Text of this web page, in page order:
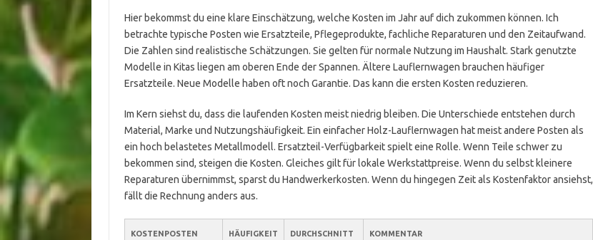
Hier bekommst du eine klare Einschätzung, welche Kosten im Jahr auf dich zukommen können. Ich
betrachte typische Posten wie Ersatzteile, Pflegeprodukte, fachliche Reparaturen und den Zeitaufwand.
Die Zahlen sind realistische Schätzungen. Sie gelten für normale Nutzung im Haushalt. Stark genutzte
Modelle in Kitas liegen am oberen Ende der Spannen. Ältere Lauflernwagen brauchen häufiger
Ersatzteile. Neue Modelle haben oft noch Garantie. Das kann die ersten Kosten reduzieren.
Im Kern siehst du, dass die laufenden Kosten meist niedrig bleiben. Die Unterschiede entstehen durch
Material, Marke und Nutzungshäufigkeit. Ein einfacher Holz-Lauflernwagen hat meist andere Posten als
ein hoch belastetes Metallmodell. Ersatzteil-Verfügbarkeit spielt eine Rolle. Wenn Teile schwer zu
bekommen sind, steigen die Kosten. Gleiches gilt für lokale Werkstattpreise. Wenn du selbst kleinere
Reparaturen übernimmst, sparst du Handwerkerkosten. Wenn du hingegen Zeit als Kostenfaktor ansiehst,
fällt die Rechnung anders aus.
KOSTENPOSTEN HÄUFIGKEIT
DURCHSCHNITT
KOMMENTAR